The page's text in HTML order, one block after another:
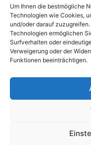
Um Ihnen die bestmögliche
Technologien wie Cookies,
und/oder darauf
Technologien ermöglichen
Surfverhalten oder
Verweigerung oder der
Funktionen beeinträchtigen.
Unsere Spiele